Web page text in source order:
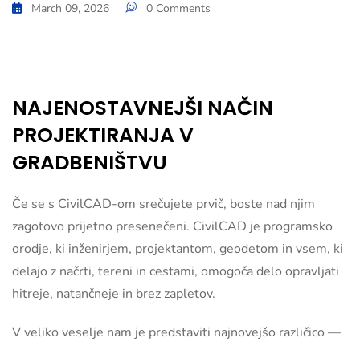
March 09, 2026
0 Comments
NAJENOSTAVNEJŠI NAČIN
PROJEKTIRANJA V
GRADBENIŠTVU
Če se s CivilCAD-om srečujete prvič, boste nad njim
zagotovo prijetno presenečeni. CivilCAD je programsko
orodje, ki inženirjem, projektantom, geodetom in vsem, ki
delajo z načrti, tereni in cestami, omogoča delo opravljati
hitreje, natančneje in brez zapletov.
V veliko veselje nam je predstaviti najnovejšo različico —